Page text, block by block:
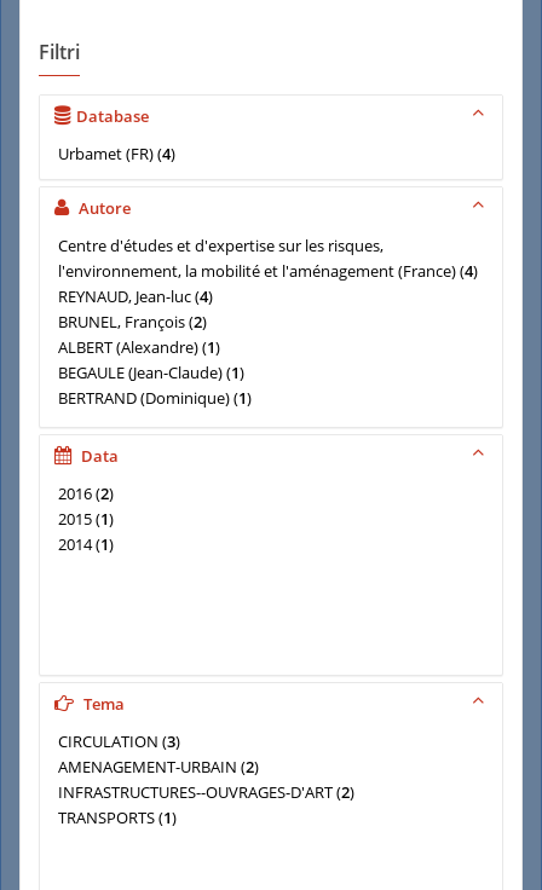
Filtri
Database
Urbamet (FR)(4)
Autore
Centre d'études et d'expertise sur les risques,
l'environnement, la mobilité et l'aménagement (France)(4)
REYNAUD, Jean-luc(4)
BRUNEL, François(2)
ALBERT (Alexandre)(1)
BEGAULE (Jean-Claude)(1)
BERTRAND (Dominique)(1)
DELAVAL (Emmanuel)
Data
2016(2)
2015(1)
2014(1)
Tema
CIRCULATION (3)
AMENAGEMENT-URBAIN (2)
INFRASTRUCTURES--OUVRAGES-D'ART(2)
TRANSPORTS(1)